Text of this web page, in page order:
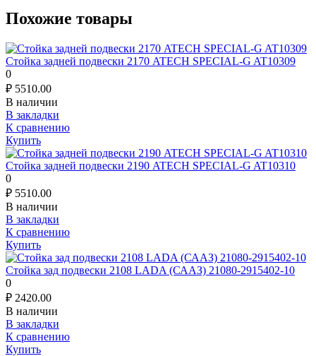
Похожие товары
Стойка задней подвески 2170 ATECH SPECIAL-G AT10309
0
₽ 5510.00
В наличии
В закладки
К сравнению
Купить
Стойка задней подвески 2190 ATECH SPECIAL-G AT10310
0
₽ 5510.00
В наличии
В закладки
К сравнению
Купить
Стойка зад подвески 2108 LADA (СААЗ) 21080-2915402-10
0
₽ 2420.00
В наличии
В закладки
К сравнению
Купить